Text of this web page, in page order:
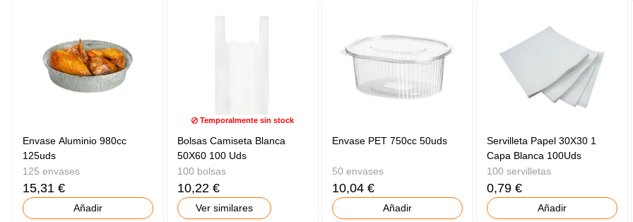
Envase Aluminio 980cc
125uds
125 envases
15,31 €
Añadir
Temporalmente sin stock
Bolsas Camiseta Blanca
50X60 100 Uds
100 bolsas
10,22 €
Ver similares
Envase PET 750cc 50uds
50 envases
10,04 €
Añadir
Servilleta Papel 30X30 1
Capa Blanca 100Uds
100 servilletas
0,79 €
Añadir